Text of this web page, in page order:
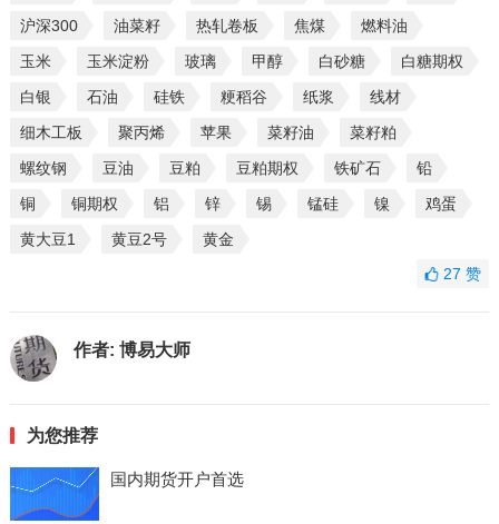
沪深300
油菜籽 热轧卷板 焦煤
燃料油
玉米
玉米淀粉 玻璃 甲醇 白砂糖
白糖期权
白银
石油 硅铁 粳稻谷 纸浆
线材
细木工板
聚丙烯 苹果 菜籽油
菜籽粕
螺纹钢
豆油 豆粕 豆粕期权 铁矿石
铅
铜
铜期权 铝 锌 锡 锰硅 镍
鸡蛋
黄大豆1
黄豆2号
黄金
27赞
作者: 博易大师
为您推荐
国内期货开户首选